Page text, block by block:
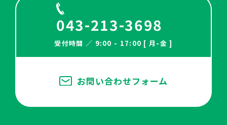
043-213-3698
受付時間 ／ 9:00 - 17:00 [ 月-金 ]
お問い合わせフォーム